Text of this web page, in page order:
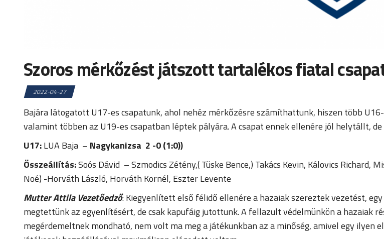
Szoros mérkőzést játszott tartalékos fiatal
2022-04-27
Bajára látogatott U17-es csapatunk, ahol nehéz mérkőzésre számíthattunk, hiszen több
valamint többen az U19-es csapatban léptek pályára. A csapat ennek ellenére jól helytállt,
U17:LUA Baja – Nagykanizsa 2 -0 (1:0))
Összeállítás:Soós Dávid – Szmodics Zétény,( Tüske Bence,) Takács Kevin, Kálovics
Noé) -Horváth László, Horváth Kornél, Eszter Levente
Mutter Attila Vezetőedző: Kiegyenlített első félidő ellenére a hazaiak szereztek vezetést,
megtettünk az egyenlítésért, de csak kapufáig jutottunk. A fellazult védelmünkön a hazaiak
megérdemeltnek mondható, nem volt ma meg a játékunkban az a minőség, amivel egy